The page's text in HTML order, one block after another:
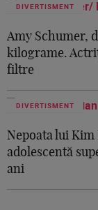
DIVERTISMENT
Amy Schumer,
kilograme.
filtre
DIVERTISMENT
Nepoata lui
adolescentă
ani